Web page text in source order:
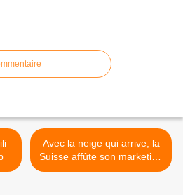
Avec la neige qui arrive, la
Suisse affûte son marketing
>